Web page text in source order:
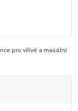
pro vířivé a masážní